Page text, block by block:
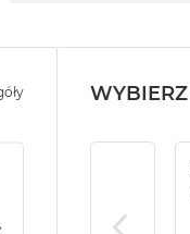
Pack Gold - 2